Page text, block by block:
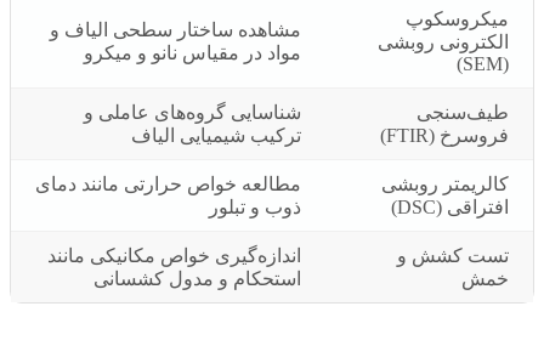
میکروسکوپ
الکترونی روبشی
(SEM)
مشاهده ساختار سطحی الیاف و
مواد در مقیاس نانو و میکرو
طیف‌سنجی
فروسرخ (FTIR)
شناسایی گروه‌های عاملی و
ترکیب شیمیایی الیاف
کالریمتر روبشی
افتراقی (DSC)
مطالعه خواص حرارتی مانند دمای
ذوب و تبلور
تست کشش و
خمش
اندازه‌گیری خواص مکانیکی مانند
استحکام و مدول کشسانی